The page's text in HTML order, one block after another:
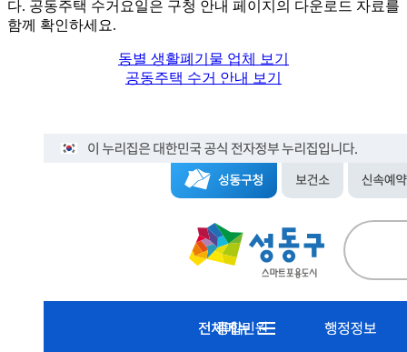
다. 공동주택 수거요일은 구청 안내 페이지의 다운로드 자료를
함께 확인하세요.
동별 생활폐기물 업체 보기
공동주택 수거 안내 보기